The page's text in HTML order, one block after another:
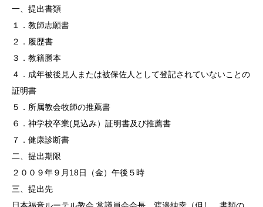
一、提出書類
１．教師志願書
２．履歴書
３．教籍謄本
４．成年被後見人または被保佐人として登記されていないことの
証明書
５．所属教会牧師の推薦書
６．神学校卒業(見込み）証明書及び推薦書
７．健康診断書
二、提出期限
２００９年９月18日（金）午後５時
三、提出先